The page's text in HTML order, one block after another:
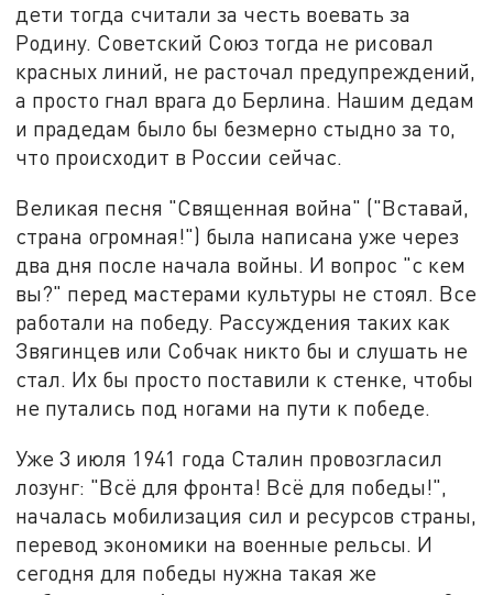
дети тогда считали за честь воевать за
Родину. Советский Союз тогда не рисовал
красных линий, не расточал предупреждений,
а просто гнал врага до Берлина. Нашим дедам
и прадедам было бы безмерно стыдно за то,
что происходит в России сейчас.
Великая песня "Священная война" ("Вставай,
страна огромная!") была написана уже через
два дня после начала войны. И вопрос "с кем
вы?" перед мастерами культуры не стоял. Все
работали на победу. Рассуждения таких как
Звягинцев или Собчак никто бы и слушать не
стал. Их бы просто поставили к стенке, чтобы
не путались под ногами на пути к победе.
Уже 3 июля 1941 года Сталин провозгласил
лозунг: "Всё для фронта! Всё для победы!",
началась мобилизация сил и ресурсов страны,
перевод экономики на военные рельсы. И
сегодня для победы нужна такая же